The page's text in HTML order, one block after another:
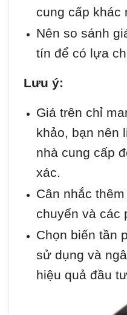
cung cấp khác
Nên so sánh
tín để có lựa
Lưu ý:
Giá trên chỉ
khảo, bạn nên
nhà cung cấp
xác.
Cân nhắc
chuyển và các
Chọn biến tần
sử dụng và
hiệu quả đầu